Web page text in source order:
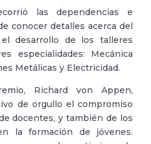
las dependencias e
conocer detalles acerca del
desarrollo de los talleres
especialidades: Mecánica
Metálicas y Electricidad.
Richard von Appen,
de orgullo el compromiso
docentes, y también de los
la formación de jóvenes.